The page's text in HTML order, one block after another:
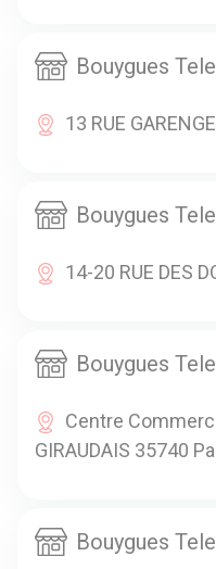
Bouygues
13 RUE
Bouygues
14-20 RUE DES
Bouygues
Centre
GIRAUDAIS 35740
Bouygues